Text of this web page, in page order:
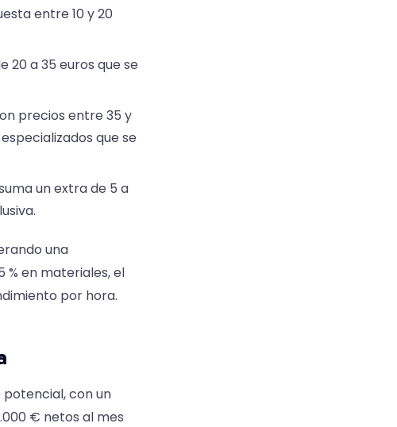
entre 10 y 20
20 a 35 euros que se
precios entre 35 y
que se
un extra de 5 a
una
% en materiales, el
por hora.
con un
€ netos al mes